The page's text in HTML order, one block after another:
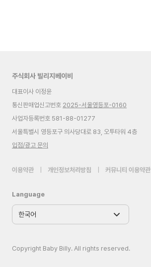
주식회사 빌리지베이비
대표이사 이정윤
통신판매업신고번호 2025-서울영등포-0160
사업자등록번호 581-88-01277
서울특별시 영등포구 의사당대로 83, 오투타워 4층
입점/광고 문의
이용약관 개인정보처리방침 커뮤니티 이용약관
Language
Copyright Baby Billy. All rights reserved.